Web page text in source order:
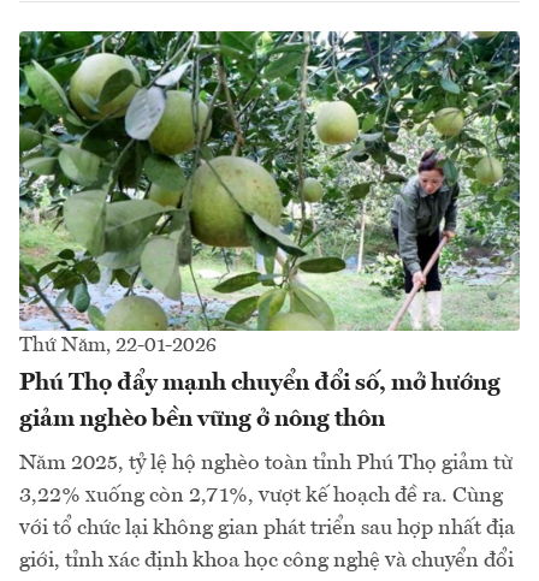
Thứ Năm, 22-01-2026
Phú Thọ đẩy mạnh chuyển đổi số, mở hướng
giảm nghèo bền vững ở nông thôn
Năm 2025, tỷ lệ hộ nghèo toàn tỉnh Phú Thọ giảm từ
3,22% xuống còn 2,71%, vượt kế hoạch đề ra. Cùng
với tổ chức lại không gian phát triển sau hợp nhất địa
giới, tỉnh xác định khoa học công nghệ và chuyển đổi